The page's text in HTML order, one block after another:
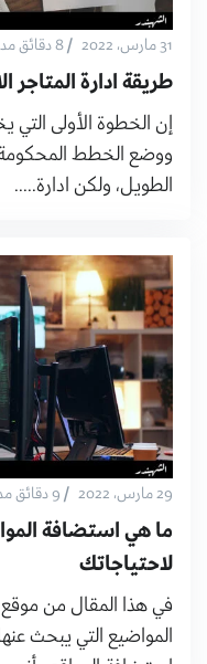
31 مارس، 2022 /8 دقائق مده القراءة
طريقة ادارة المتاجر
إن الخطوة الأولى
ووضع الخطط
الطويل، ولكن ادارة.....
29 مارس، 2022 /9 دقائق مده القراءة
ما هي استضافة
لاحتياجاتك
في هذا المقال من
المواضيع التي يبحث